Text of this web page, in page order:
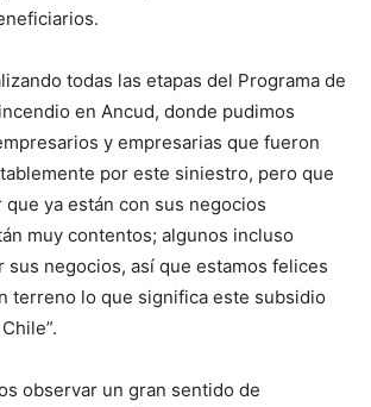
todas las etapas del Programa de
en Ancud, donde pudimos
y empresarias que fueron
por este siniestro, pero que
ya están con sus negocios
muy contentos; algunos incluso
sus negocios, así que estamos felices
terreno lo que significa este subsidio
observar un gran sentido de